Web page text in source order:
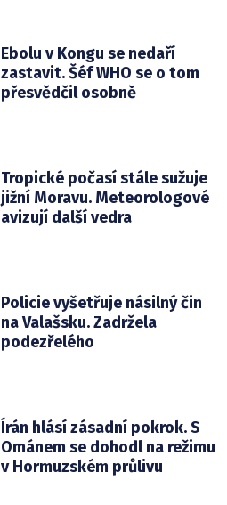
Ebolu v Kongu se nedaří
zastavit. Šéf WHO se o tom
přesvědčil osobně
Tropické počasí stále sužuje
jižní Moravu. Meteorologové
avizují další vedra
Policie vyšetřuje násilný čin
na Valašsku. Zadržela
podezřelého
Írán hlásí zásadní pokrok. S
Ománem se dohodl na režimu
v Hormuzském průlivu